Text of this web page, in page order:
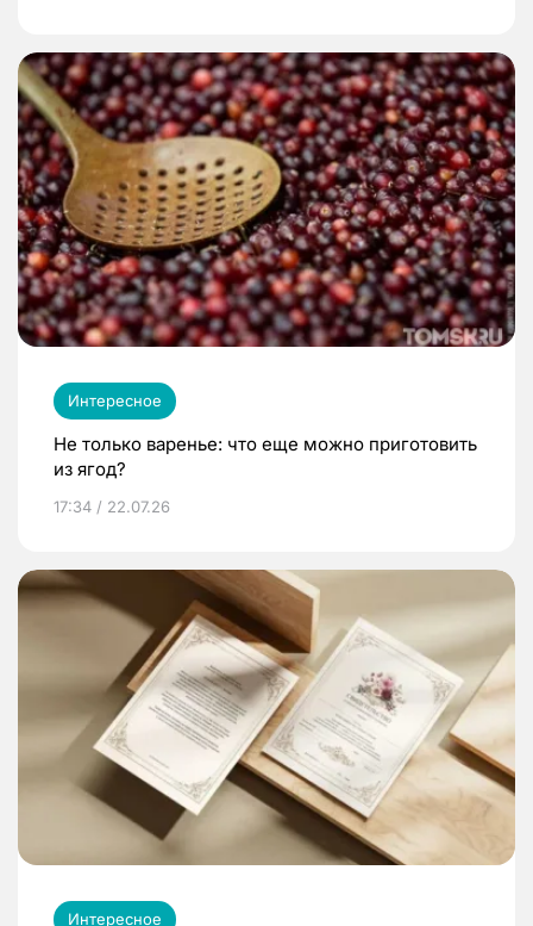
Интересное
Не только варенье: что еще можно приготовить
из ягод?
17:34 / 22.07.26
Интересное